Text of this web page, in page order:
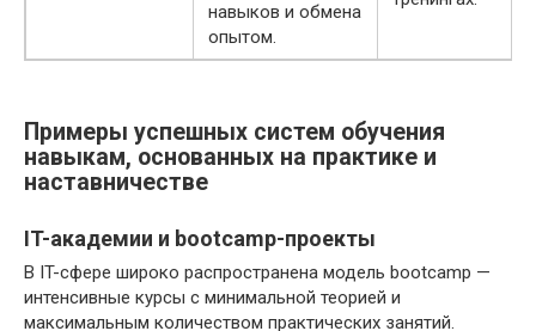
навыков и обмена
опытом.
Примеры успешных систем обучения
навыкам, основанных на практике и
наставничестве
IT-академии и bootcamp-проекты
В IT-сфере широко распространена модель bootcamp —
интенсивные курсы с минимальной теорией и
максимальным количеством практических занятий.